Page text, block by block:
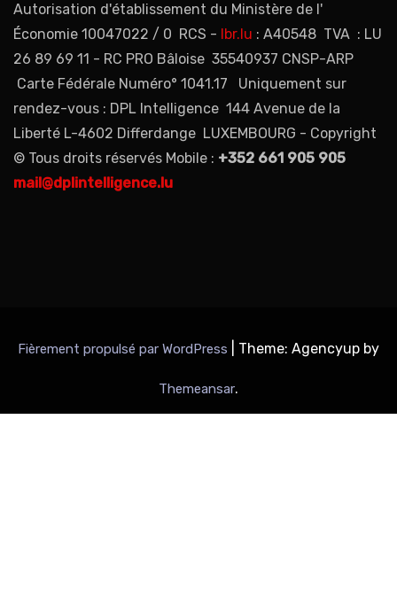
Autorisation d'établissement du Ministère de l'
Économie 10047022 / 0 RCS - lbr.lu : A40548 TVA : LU
26 89 69 11 - RC PRO Bâloise 35540937 CNSP-ARP
Carte Fédérale Numéro° 1041.17 Uniquement sur
rendez-vous : DPL Intelligence 144 Avenue de la
Liberté L-4602 Differdange LUXEMBOURG - Copyright
© Tous droits réservés Mobile : +352 661 905 905
mail@dplintelligence.lu
Fièrement propulsé par WordPress Theme: Agencyup by
Themeansar.